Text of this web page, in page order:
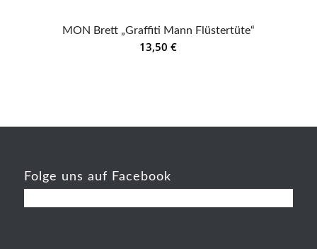
MON Brett „Graffiti Mann Flüstertüte“
13,50€
Folge uns auf Facebook